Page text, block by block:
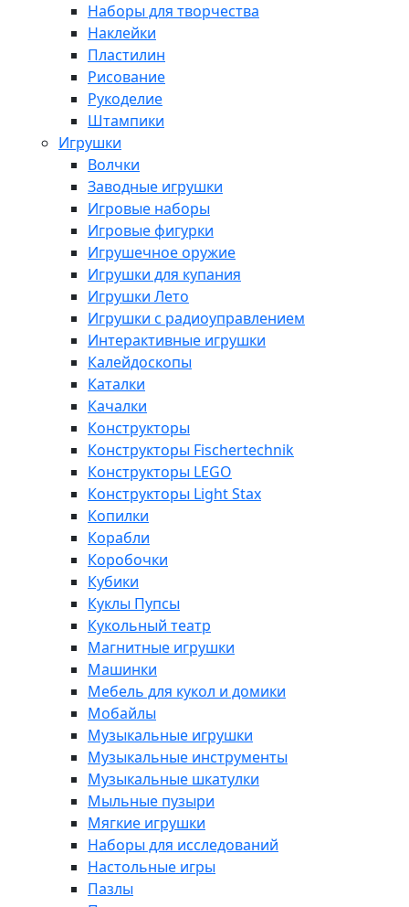
Наборы для творчества
Наклейки
Пластилин
Рисование
Рукоделие
Штампики
Игрушки
Волчки
Заводные игрушки
Игровые наборы
Игровые фигурки
Игрушечное оружие
Игрушки для купания
Игрушки Лето
Игрушки с радиоуправлением
Интерактивные игрушки
Калейдоскопы
Каталки
Качалки
Конструкторы
Конструкторы Fisсhertechnik
Конструкторы LEGO
Конструкторы Light Stax
Копилки
Корабли
Коробочки
Кубики
Куклы Пупсы
Кукольный театр
Магнитные игрушки
Машинки
Мебель для кукол и домики
Мобайлы
Музыкальные игрушки
Музыкальные инструменты
Музыкальные шкатулки
Мыльные пузыри
Мягкие игрушки
Наборы для исследований
Настольные игры
Пазлы